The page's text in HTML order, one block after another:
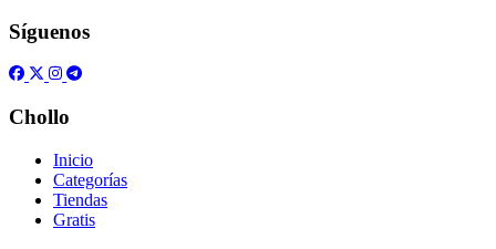
Síguenos
Chollo
Inicio
Categorías
Tiendas
Gratis